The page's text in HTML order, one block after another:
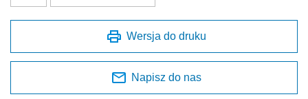
Wersja do druku
Napisz do nas